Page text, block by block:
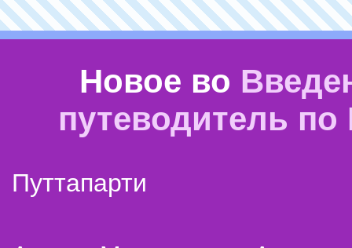
Новое во
путеводитель
Путтапарти